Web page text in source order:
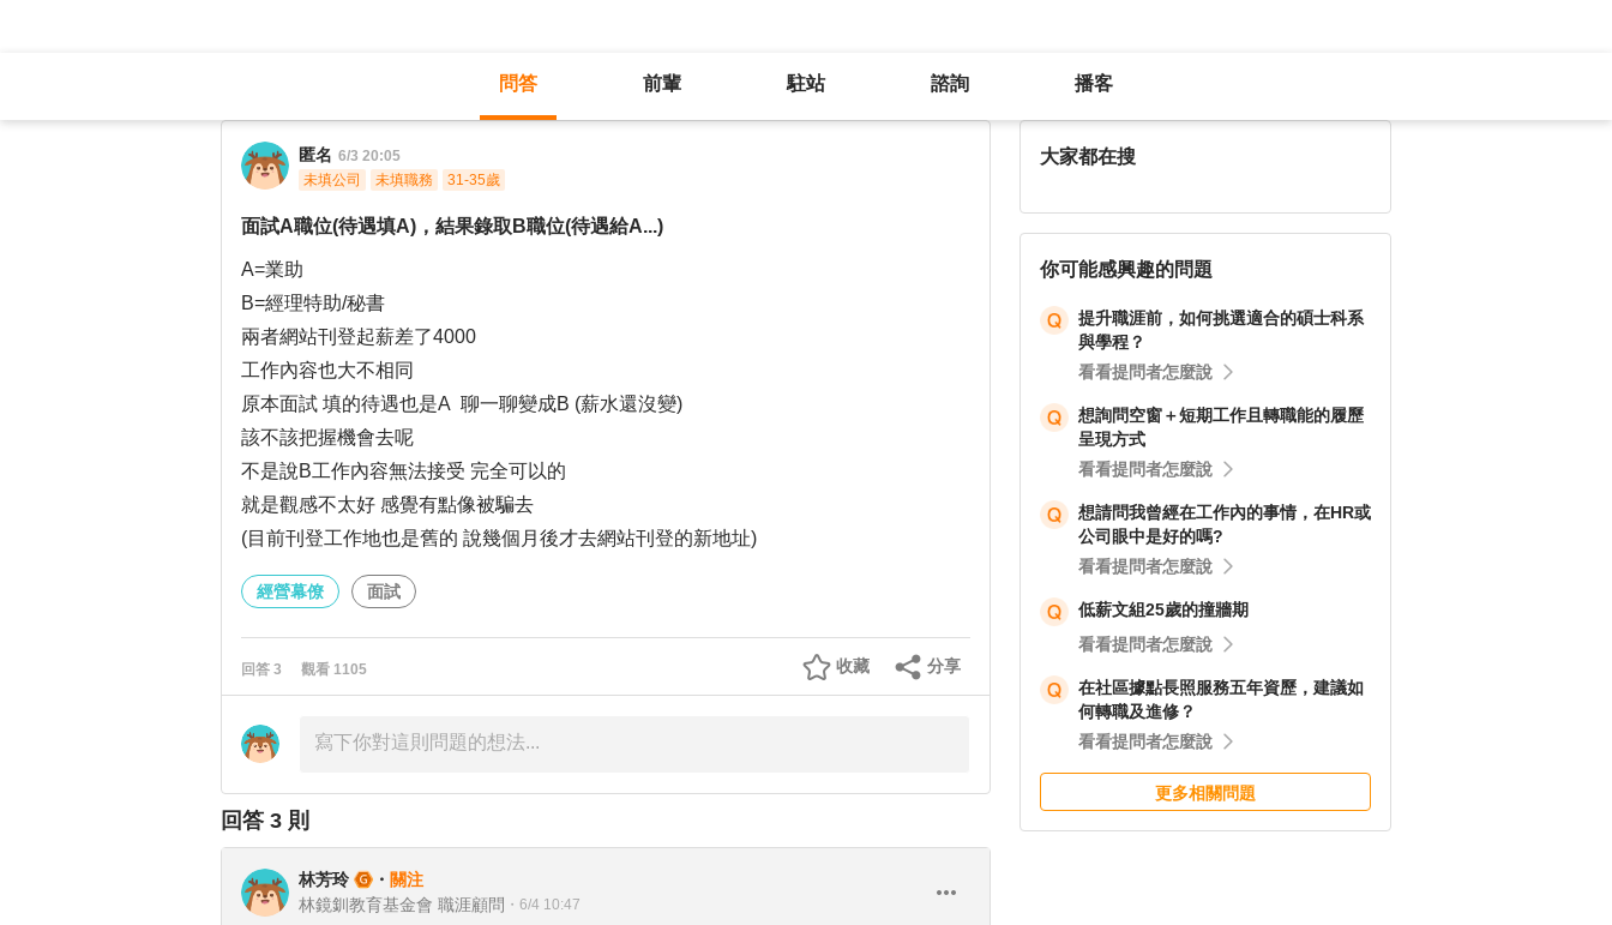
問答 前輩 駐站 諮詢 播客
匿名 6/3 20:05
未填公司
未填職務 31-35歲
面試A職位(待遇填A)，結果錄取B職位(待遇給A...)
A=業助
B=經理特助/秘書
兩者網站刊登起薪差了4000
工作內容也大不相同
原本面試 填的待遇也是A 聊一聊變成B (薪水還沒變)
該不該把握機會去呢
不是說B工作內容無法接受 完全可以的
就是觀感不太好 感覺有點像被騙去
(目前刊登工作地也是舊的 說幾個月後才去網站刊登的新地址)
經營幕僚 面試
回答 3 觀看 1105 分享
收藏
回答 3 則
林芳玲 ・ 關注
林鏡釧教育基金會 職涯顧問 ・ 6/4 10:47
大家都在搜
你可能感興趣的問題
提升職涯前，如何挑選適合的碩士科系
與學程？
看看提問者怎麼說
想詢問空窗＋短期工作且轉職能的履歷
呈現方式
看看提問者怎麼說
想請問我曾經在工作內的事情，在HR或
公司眼中是好的嗎?
看看提問者怎麼說
低薪文組25歲的撞牆期
看看提問者怎麼說
在社區據點長照服務五年資歷，建議如
何轉職及進修？
看看提問者怎麼說
更多相關問題